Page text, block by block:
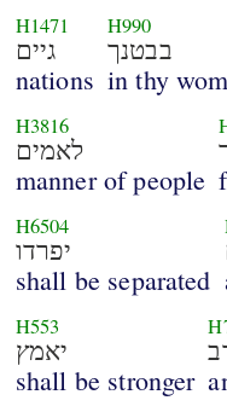
H1471
גיים
nations
H990
בבטנך
in thy
H3816
לאמים
manner of people
H6504
יפרדו
shall be separated
H553
יאמץ
shall be stronger